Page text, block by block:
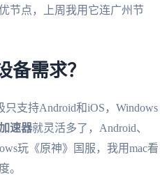
节点，上周我用它连广州节
需求？
支持Android和iOS，Windows
速器就灵活多了，Android、
玩《原神》国服，我用mac看
。